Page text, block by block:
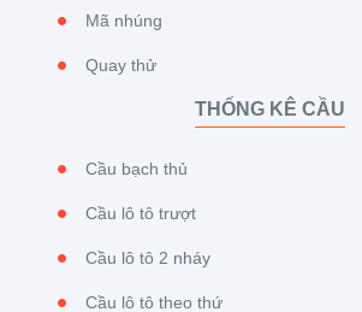
Mã nhúng
Quay thử
THỐNG KÊ CẦU
Cầu bạch thủ
Cầu lô tô trượt
Cầu lô tô 2 nháy
Cầu lô tô theo thứ